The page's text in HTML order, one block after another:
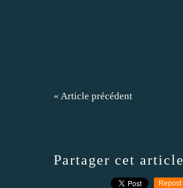
« Article précédent
Partager cet article
Repost